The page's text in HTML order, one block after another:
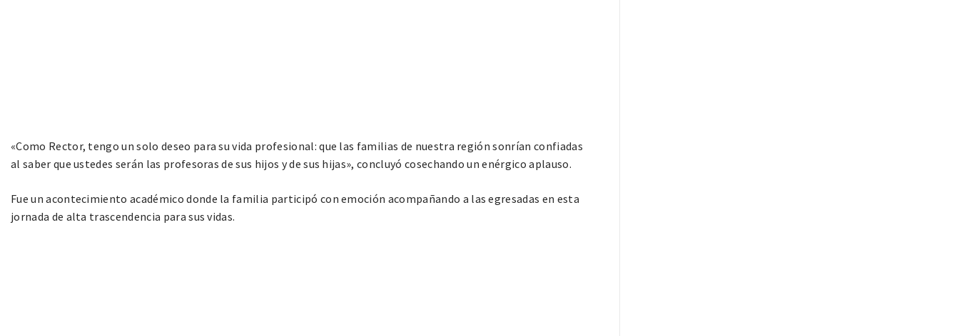
«Como Rector, tengo un solo deseo para su vida profesional: que las familias de nuestra región sonrían confiadas
al saber que ustedes serán las profesoras de sus hijos y de sus hijas», concluyó cosechando un enérgico aplauso.
Fue un acontecimiento académico donde la familia participó con emoción acompañando a las egresadas en esta
jornada de alta trascendencia para sus vidas.